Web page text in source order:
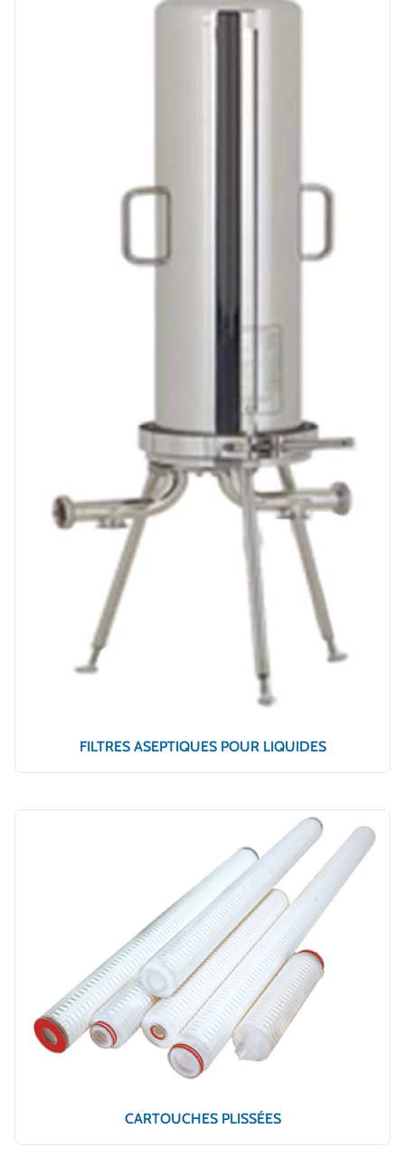
FILTRES ASEPTIQUES POUR LIQUIDES
CARTOUCHES PLISSÉES